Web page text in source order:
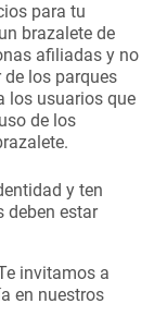
para tu
brazalete de
afiliadas y no
los parques
los usuarios que
de los
y ten
deben estar
invitamos a
en nuestros